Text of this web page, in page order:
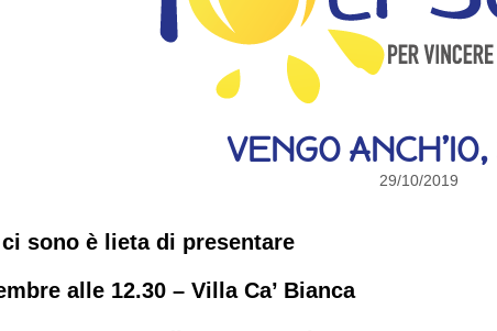
VENGO
29/10/2019
ci sono è lieta di presentare
alle 12.30 – Villa Ca’ Bianca